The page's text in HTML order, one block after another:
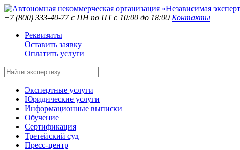
+7 (800) 333-40-77с ПН по ПТ с 10:00 до 18:00 Контакты
Реквизиты
Оставить заявку
Оплатить услуги
Экспертные услуги
Юридические услуги
Информационные выписки
Обучение
Сертификация
Третейский суд
Пресс-центр